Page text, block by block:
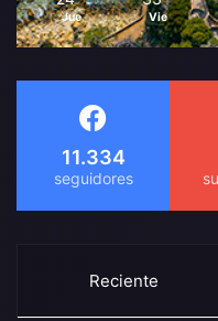
Jue Vie
11.334
Reciente